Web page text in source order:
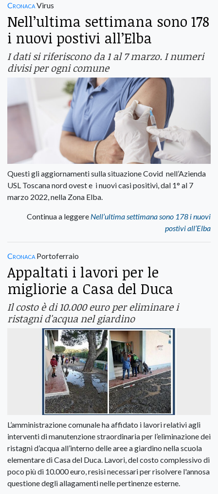
CronacaVirus
Nell’ultima settimana sono 178
i nuovi postivi all’Elba
I dati si riferiscono da 1 al 7 marzo. I numeri
divisi per ogni comune
Questi gli aggiornamenti sulla situazione Covid nell’Azienda
USL Toscana nord ovest e i nuovi casi positivi, dal 1° al 7
marzo 2022, nella Zona Elba.
Continua a leggere Nell’ultima settimana sono 178 i nuovi
postivi all’Elba
Cronaca Portoferraio
Appaltati i lavori per le
migliorie a Casa del Duca
Il costo è di 10.000 euro per eliminare i
ristagni d'acqua nel giardino
L’amministrazione comunale ha affidato i lavori relativi agli
interventi di manutenzione straordinaria per l’eliminazione dei
ristagni d’acqua all’interno delle aree a giardino nella scuola
elementare di Casa del Duca. Lavori, del costo complessivo di
poco più di 10.000 euro, resisi necessari per risolvere l'annosa
questione degli allagamenti nelle pertinenze esterne.